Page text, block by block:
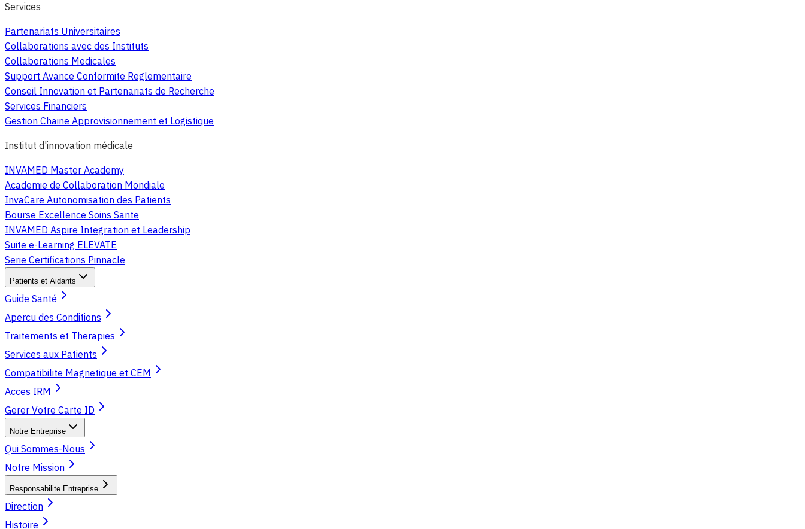
Services
Partenariats Universitaires
Collaborations avec des Instituts
Collaborations Medicales
Support Avance Conformite Reglementaire
Conseil Innovation et Partenariats de Recherche
Services Financiers
Gestion Chaine Approvisionnement et Logistique
Institut d'innovation médicale
INVAMED Master Academy
Academie de Collaboration Mondiale
InvaCare Autonomisation des Patients
Bourse Excellence Soins Sante
INVAMED Aspire Integration et Leadership
Suite e-Learning ELEVATE
Serie Certifications Pinnacle
Patients et Aidants
Guide Santé
Apercu des Conditions
Traitements et Therapies
Services aux Patients
Compatibilite Magnetique et CEM
Acces IRM
Gerer Votre Carte ID
Notre Entreprise
Qui Sommes-Nous
Notre Mission
Responsabilite Entreprise
Direction
Histoire